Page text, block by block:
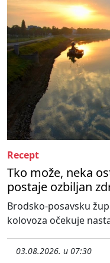
Recept
Tko može, neka
postaje ozbiljan
Brodsko-posavsku
kolovoza očekuje
03.08.2026. u 07:30